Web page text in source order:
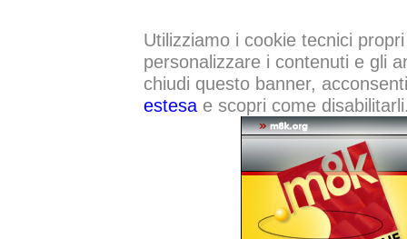
Utilizziamo i cookie tecnici
personalizzare i contenuti e gli
chiudi questo banner,
estesae scopri come